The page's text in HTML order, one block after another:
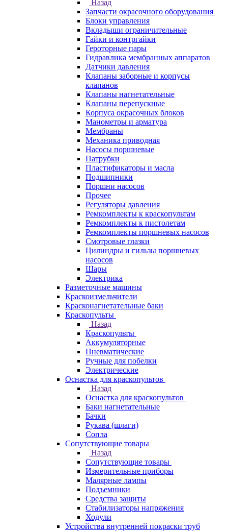
Назад
Запчасти окрасочного оборудования
Блоки управления
Вкладыши ограничительные
Гайки и контргайки
Героторные пары
Гидравлика мембранных аппаратов
Датчики давления
Клапаны заборные и корпусы
клапанов
Клапаны нагнетательные
Клапаны перепускные
Корпуса окрасочных блоков
Манометры и арматура
Мембраны
Механика приводная
Насосы поршневые
Патрубки
Пластификаторы и масла
Подшипники
Поршни насосов
Прочее
Регуляторы давления
Ремкомплекты к краскопультам
Ремкомплекты к пистолетам
Ремкомплекты поршневых насосов
Смотровые глазки
Цилиндры и гильзы поршневых
насосов
Шары
Электрика
Разметочные машины
Краскоизмельчители
Красконагнетательные баки
Краскопульты
Назад
Краскопульты
Аккумуляторные
Пневматические
Ручные для побелки
Электрические
Оснастка для краскопультов
Назад
Оснастка для краскопультов
Баки нагнетательные
Бачки
Рукава (шлаги)
Сопла
Сопутствующие товары
Назад
Сопутствующие товары
Измерительные приборы
Малярные лампы
Подъемники
Средства защиты
Стабилизаторы напряжения
Ходули
Устройства внутренней покраски труб